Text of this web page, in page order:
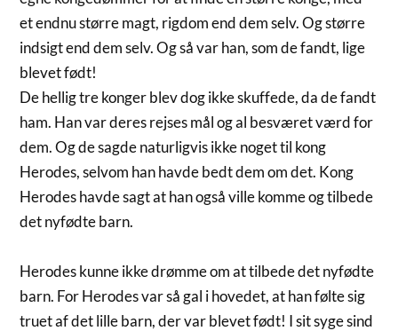
et endnu større magt, rigdom end dem selv. Og større
indsigt end dem selv. Og så var han, som de fandt, lige
blevet født!
De hellig tre konger blev dog ikke skuffede, da de fandt
ham. Han var deres rejses mål og al besværet værd for
dem. Og de sagde naturligvis ikke noget til kong
Herodes, selvom han havde bedt dem om det. Kong
Herodes havde sagt at han også ville komme og tilbede
det nyfødte barn.
Herodes kunne ikke drømme om at tilbede det nyfødte
barn. For Herodes var så gal i hovedet, at han følte sig
truet af det lille barn, der var blevet født! I sit syge sind